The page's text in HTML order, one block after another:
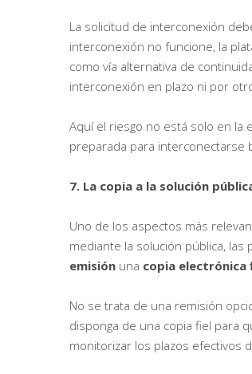
La solicitud de interconexión
interconexión no funcione, la
como vía alternativa de
interconexión en plazo ni por
Aquí el riesgo no está solo en la
preparada para interconectarse
7. La copia a la solución
Uno de los aspectos más
mediante la solución pública,
emisión una copia electrónica
No se trata de una remisión
disponga de una copia fiel para
monitorizar los plazos efectivos